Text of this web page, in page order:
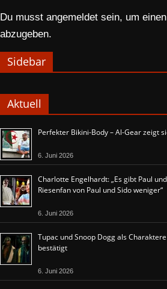
Du musst angemeldet sein, um
abzugeben.
Sidebar
Aktuell
Perfekter Bikini-Body – Al-Gear zeigt
6. Juni 2026
Charlotte Engelhardt: „Es gibt Paul
Riesenfan von Paul und Sido weniger“
6. Juni 2026
Tupac und Snoop Dogg als
bestätigt
6. Juni 2026